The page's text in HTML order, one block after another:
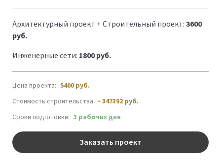
Архитектурный проект + Строительный проект:3600
руб.
Инженерные сети: 1800 руб.
Цена проекта: 5400 руб.
Стоимость строительства ~ 347392 руб.
Сроки подготовки: 3 рабочих дня
Заказать проект